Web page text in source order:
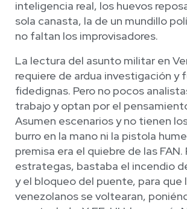
inteligencia real, los huevos
sola canasta, la de un mundillo
no faltan los improvisadores.
La lectura del asunto militar en
requiere de ardua investigación y
fidedignas. Pero no pocos
trabajo y optan por el
Asumen escenarios y no tienen
burro en la mano ni la pistola
premisa era el quiebre de las FAN.
estrategas, bastaba el incendio
y el bloqueo del puente, para que
venezolanos se voltearan,